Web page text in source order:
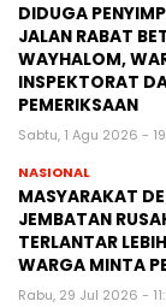
DIDUGA
JALAN RABAT
WAYHALOM,
INSPEKTORAT
PEMERIKSAAN
Sabtu, 1 Agu 2026 -
NASIONAL
MASYARAKAT
JEMBATAN
TERLANTAR
WARGA MINTA
Rabu, 29 Jul 2026 -